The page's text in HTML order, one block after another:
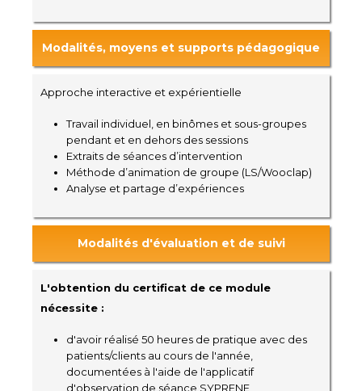
Modalités, moyens et supports pédagogique
Approche interactive et expérientielle
Travail individuel, en binômes et sous-groupes
pendant et en dehors des sessions
Extraits de séances d’intervention
Méthode d’animation de groupe (LS/Wooclap)
Analyse et partage d’expériences
Modalités d'évaluation et de suivi
L'obtention du certificat de ce module
nécessite :
d'avoir réalisé 50 heures de pratique avec des
patients/clients au cours de l'année,
documentées à l'aide de l'applicatif
d'observation de séance SYPRENE